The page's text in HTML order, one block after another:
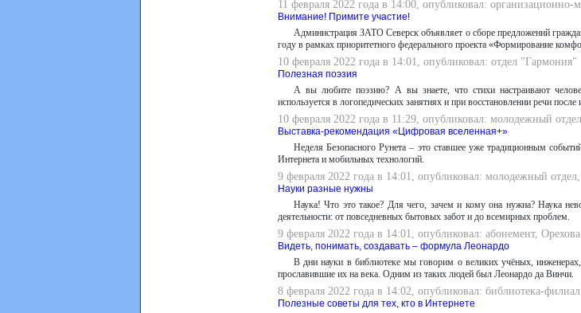
11 февраля 2022 года в 14:00, опубликовал: организационно-
Внимание! Примите участие!
Администрация ЗАТО Северск объявляет о сборе предложений
году в рамках приоритетного федерального проекта «Формирование
10 февраля 2022 года в 14:01, опубликовал: отдел "Гармония"
Полезная поэзия
А вы любите поэзию? А вы знаете, что стихи настраивают
используется в логопедических занятиях и при восстановлении речи после
10 февраля 2022 года в 11:29, опубликовал: молодежный
Выставка-рекомендация «Цифровая вселенная+»
Неделя Безопасного Рунета – это ставшее уже традиционным
Интернета и мобильных технологий.
9 февраля 2022 года в 14:01, опубликовал: молодежный
Науки разные нужны
Наука! Что это такое? Для чего, зачем и кому она нужна? Наука
деятельности: от повседневных бытовых забот и до всемирных проблем.
9 февраля 2022 года в 14:01, опубликовал: абонемент,
Видеть, понимать, создавать – формула Леонардо
В дни науки в библиотеке мы говорим о великих учёных,
прославившие их на века. Одним из таких людей был Леонардо да Винчи.
8 февраля 2022 года в 14:02, опубликовал: библиотека-
Полезные советы для тех, кто в Интернете